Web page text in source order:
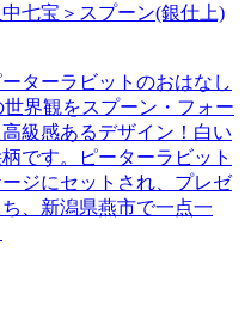
七宝＞スプーン(銀仕上)
ターラビットのおはなし
界観をスプーン・フォー
級感あるデザイン！白い
です。ピーターラビット
ジにセットされ、プレゼ
、新潟県燕市で一点一